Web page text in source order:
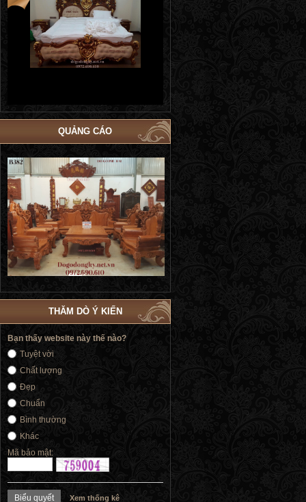
Bộ Giường Cô Dâu Dát Vàng | Giường
Cưới Nữ Hoàng Siêu Sang Trọng GN184
Bộ Giường Ngủ Tủ Áo Phòng Cưới
| Đồ Gỗ Phú Hải GN183
QUẢNG CÁO
THĂM DÒ Ý KIẾN
Bạn thấy website này thế nào?
Tuyệt vời
Chất lượng
Đẹp
Chuẩn
Bình thường
Khác
Mã bảo mật:
Xem thống kê